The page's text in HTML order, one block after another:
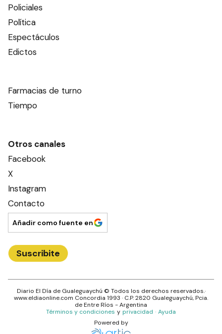
Policiales
Política
Espectáculos
Edictos
Farmacias de turno
Tiempo
Otros canales
Facebook
X
Instagram
Contacto
Añadir como fuente en
Suscribite
Diario El Día de Gualeguaychú © Todos los derechos reservados.·
www.eldiaonline.com Concordia 1993 · C.P.2820 Gualeguaychú, Pcia.
deEntre Ríos - Argentina
Términos y condiciones y privacidad · Ayuda
Powered by